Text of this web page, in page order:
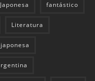
fantástico
Literatura